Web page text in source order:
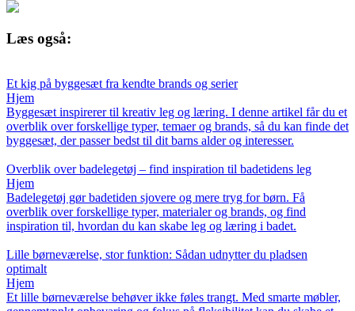
Læs også:
Et kig på byggesæt fra kendte brands og serier
Hjem
Byggesæt inspirerer til kreativ leg og læring. I denne artikel får du et
overblik over forskellige typer, temaer og brands, så du kan finde det
byggesæt, der passer bedst til dit barns alder og interesser.
Overblik over badelegetøj – find inspiration til badetidens leg
Hjem
Badelegetøj gør badetiden sjovere og mere tryg for børn. Få
overblik over forskellige typer, materialer og brands, og find
inspiration til, hvordan du kan skabe leg og læring i badet.
Lille børneværelse, stor funktion: Sådan udnytter du pladsen
optimalt
Hjem
Et lille børneværelse behøver ikke føles trangt. Med smarte møbler,